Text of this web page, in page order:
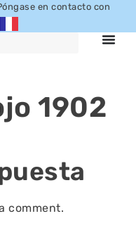
en contacto con
1902
comment.